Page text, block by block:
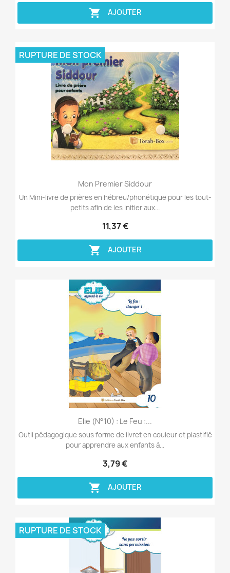
 AJOUTER
Aperçu rapide
Mon Premier Siddour
Un Mini-livre de prières en hébreu/phonétique pour les tout-
petits afin de les initier aux...
11,37 €
 AJOUTER
RUPTURE DE STOCK
 Aperçu rapide
Elie (n°10) : Le Feu :...
Outil pédagogique sous forme de livret en couleur et plastifié
pour apprendre aux enfants à...
3,79 €
 AJOUTER
RUPTURE DE STOCK